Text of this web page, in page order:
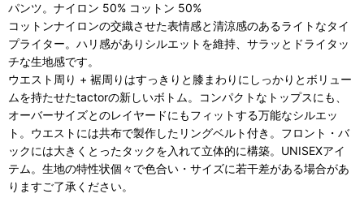
パンツ。ナイロン 50% コットン 50%
コットンナイロンの交織させた表情感と清涼感のあるライトなタイ
プライター。ハリ感がありシルエットを維持、サラッとドライタッ
チな生地感です。
ウエスト周り + 裾周りはすっきりと膝まわりにしっかりとボリュー
ムを持たせたtactorの新しいボトム。コンパクトなトップスにも、
オーバーサイズとのレイヤードにもフィットする万能なシルエッ
ト。ウエストには共布で製作したリングベルト付き。フロント・バ
ックには大きくとったタックを入れて立体的に構築。UNISEXアイ
テム。生地の特性状個々で色合い・サイズに若干差がある場合があ
りますご了承ください。